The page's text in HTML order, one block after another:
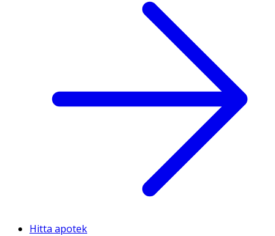
Hitta apotek